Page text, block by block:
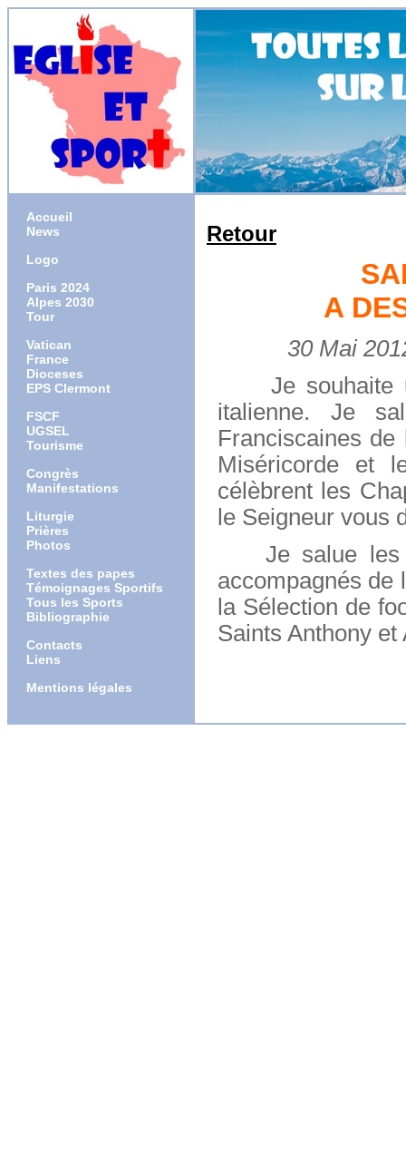
Accueil
News
Logo
Paris 2024
Alpes 2030
Tour
Vatican
France
Dioceses
EPS Clermont
FSCF
UGSEL
Tourisme
Congrès
Manifestations
Liturgie
Prières
Photos
Textes des papes
Témoignages Sportifs
Tous les Sports
Bibliographie
Contacts
Liens
Mentions légales
Retour
A
30 Mai
Je souhaite
italienne. Je
Franciscaines
Miséricorde et
célèbrent les
le Seigneur vous
Je salue les
accompagnés de
la Sélection de
Saints Anthony